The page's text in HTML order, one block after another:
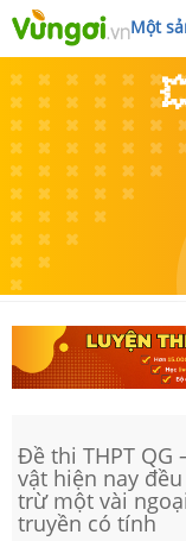
Một
Đề thi THPT QG
vật hiện nay
trừ một vài
truyền có tính